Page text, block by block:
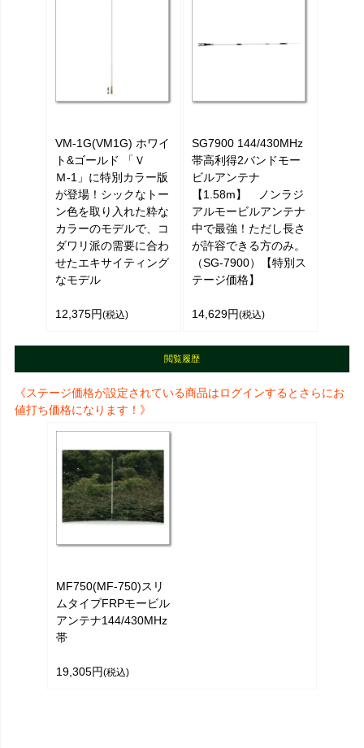
VM-1G(VM1G) ホワイ
ト&ゴールド 「Ｖ
Ｍ-1」に特別カラー版
が登場！シックなトー
ン色を取り入れた粋な
カラーのモデルで、コ
ダワリ派の需要に合わ
せたエキサイティング
なモデル
12,375円(税込)
SG7900 144/430MHz
帯高利得2バンドモー
ビルアンテナ
【1.58m】 ノンラジ
アルモービルアンテナ
中で最強！ただし長さ
が許容できる方のみ。
（SG-7900）【特別ス
テージ価格】
14,629円(税込)
閲覧履歴
《ステージ価格が設定されている商品はログインするとさらにお
値打ち価格になります！》
MF750(MF-750)スリ
ムタイプFRPモービル
アンテナ144/430MHz
帯
19,305円(税込)